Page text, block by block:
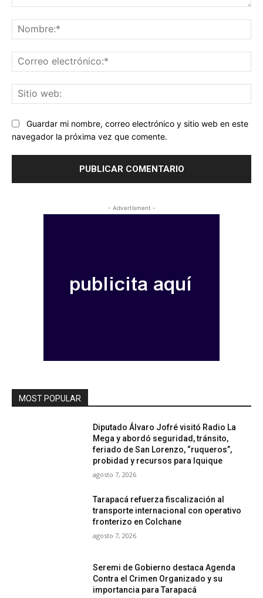
Guardar mi nombre, correo electrónico y sitio web en este
navegador la próxima vez que comente.
- Advertisment -
MOST POPULAR
Diputado Álvaro Jofré visitó Radio La
Mega y abordó seguridad, tránsito,
feriado de San Lorenzo, “ruqueros”,
probidad y recursos para Iquique
agosto 7, 2026
Tarapacá refuerza fiscalización al
transporte internacional con operativo
fronterizo en Colchane
agosto 7, 2026
Seremi de Gobierno destaca Agenda
Contra el Crimen Organizado y su
importancia para Tarapacá